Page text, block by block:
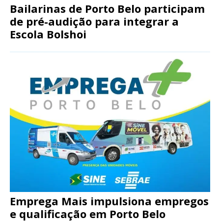
Bailarinas de Porto Belo participam
de pré-audição para integrar a
Escola Bolshoi
Emprega Mais impulsiona empregos
e qualificação em Porto Belo